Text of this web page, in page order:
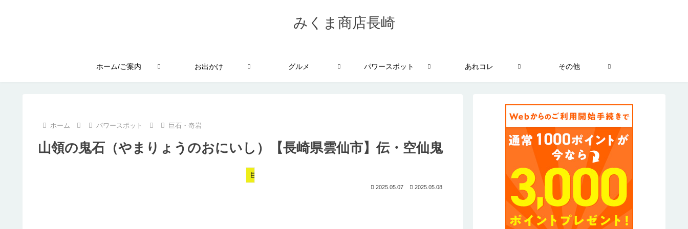
みくま商店長崎
ホーム/ご案内 お出かけ グルメ パワースポット あれコレ その他
ホーム パワースポット 巨石・奇岩
山領の鬼石（やまりょうのおにいし）【長崎県雲仙市】伝・空仙鬼
巨石・奇岩
2025.05.07 2025.05.08